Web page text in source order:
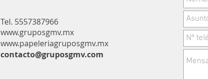
Tel. 5557387966
www.gruposgmv.mx
www.papeleriagruposgmv.mx
contacto@gruposgmv.com